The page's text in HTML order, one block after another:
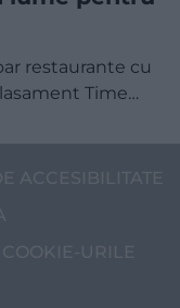
restaurante cu
Time…